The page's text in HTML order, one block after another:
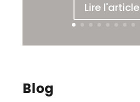
Lire l'article
Blog